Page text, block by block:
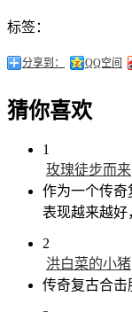
标签：
分享到： QQ空间
猜你喜欢
1
玫瑰徒步而来
作为一个传奇
表现越来越好
2
洪白菜的小猪
传奇复古合击